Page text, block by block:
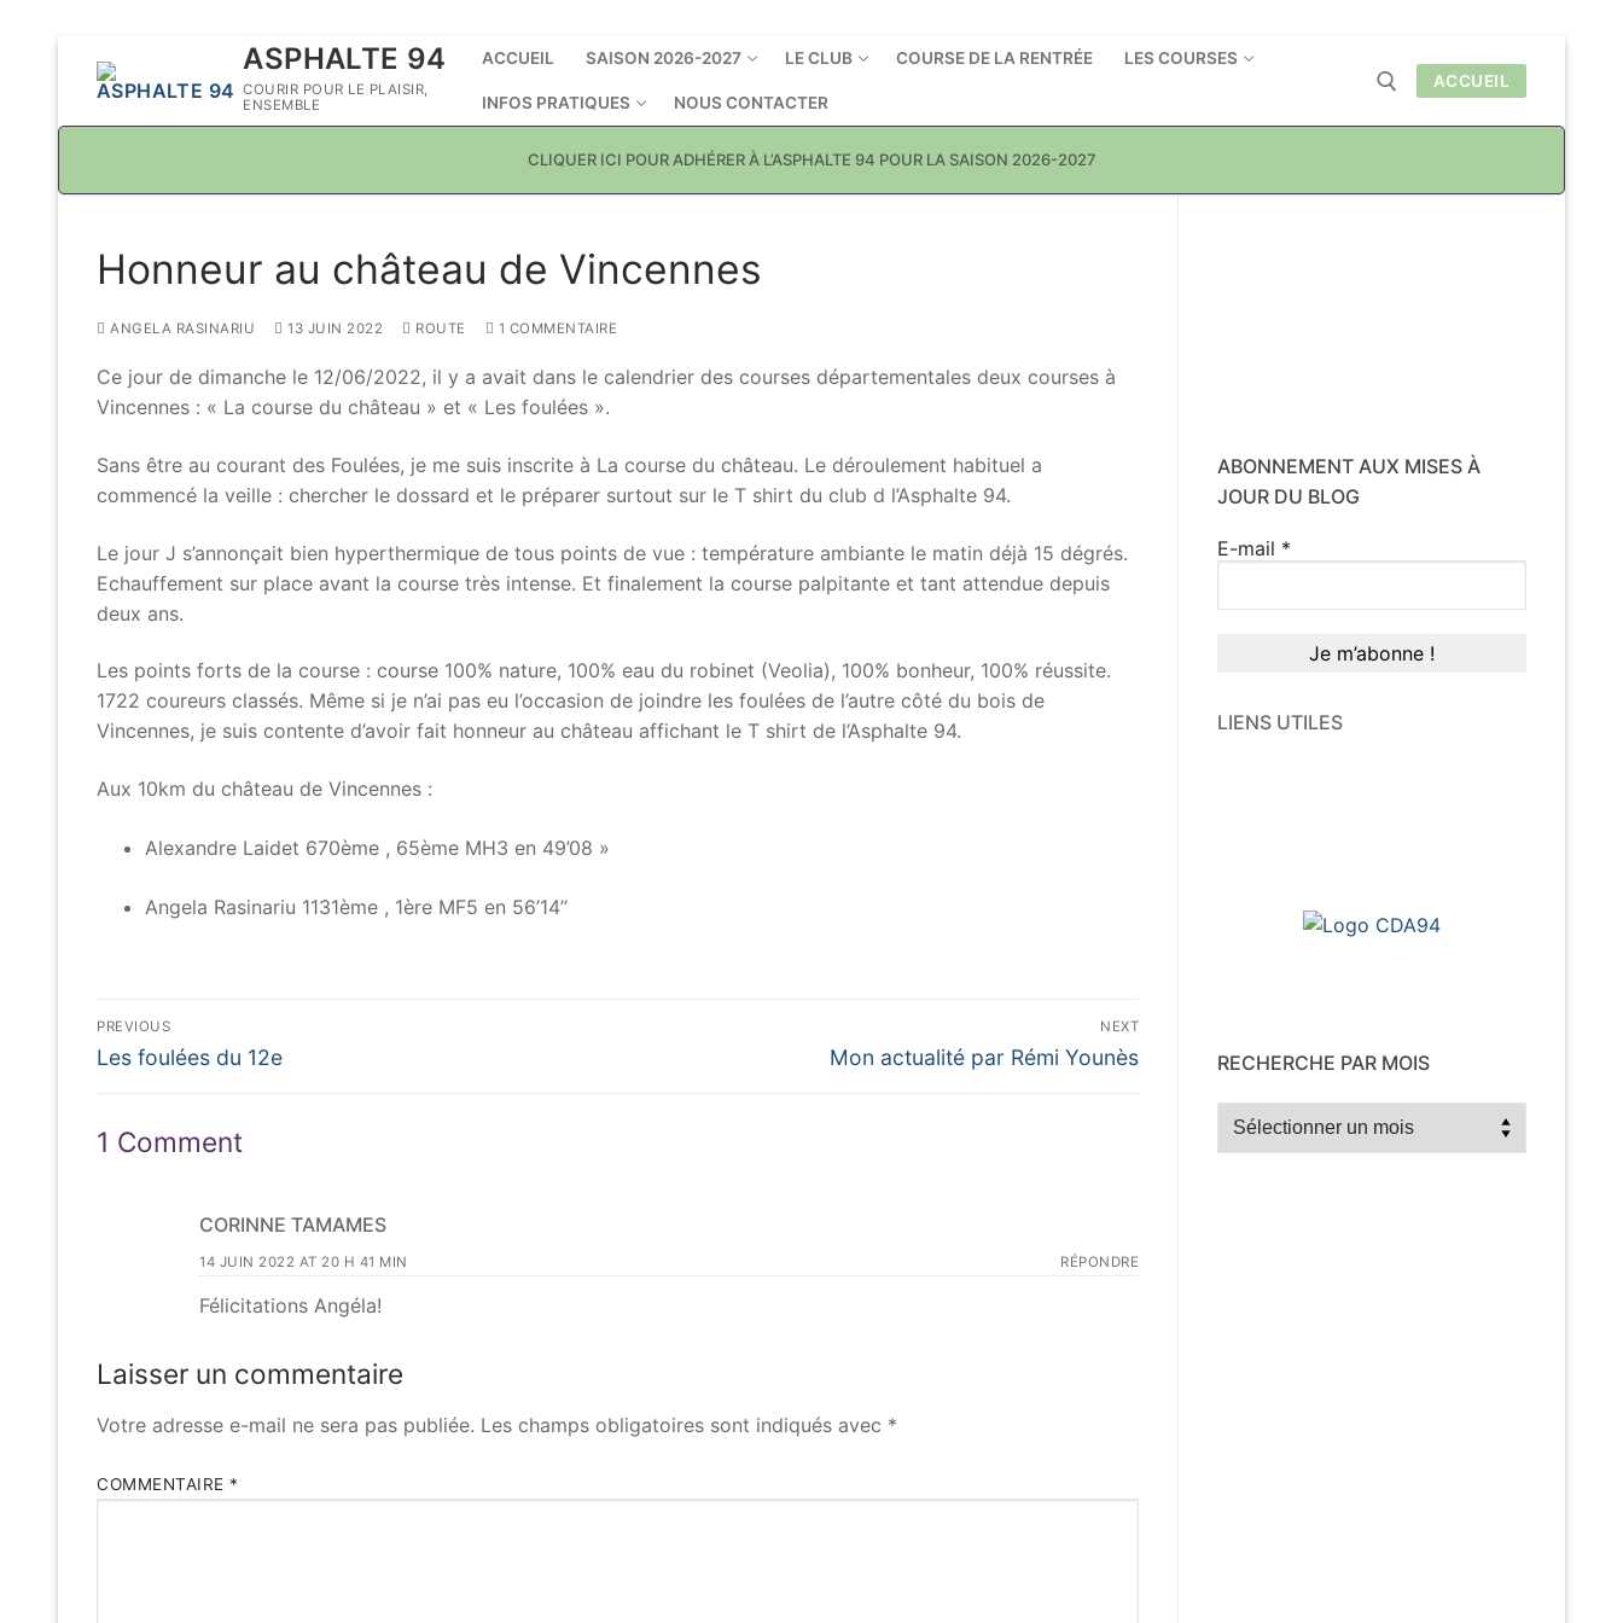
ASPHALTE 94
COURIR POUR LE PLAISIR,
ENSEMBLE
ACCUEIL SAISON 2026-2027 LE CLUB COURSE DE LA RENTRÉE LES COURSES
INFOS PRATIQUES NOUS CONTACTER
ACCUEIL
CLIQUER ICI POUR ADHÉRER À L’ASPHALTE 94 POUR LA SAISON 2026-2027
Honneur au château de Vincennes
ANGELA RASINARIU 13 JUIN 2022 ROUTE 1 COMMENTAIRE
Ce jour de dimanche le 12/06/2022, il y a avait dans le calendrier des courses départementales deux courses à
Vincennes : « La course du château » et « Les foulées ».
Sans être au courant des Foulées, je me suis inscrite à La course du château. Le déroulement habituel a
commencé la veille : chercher le dossard et le préparer surtout sur le T shirt du club d l’Asphalte 94.
Le jour J s’annonçait bien hyperthermique de tous points de vue : température ambiante le matin déjà 15 dégrés.
Echauffement sur place avant la course très intense. Et finalement la course palpitante et tant attendue depuis
deux ans.
Les points forts de la course : course 100% nature, 100% eau du robinet (Veolia), 100% bonheur, 100% réussite.
1722 coureurs classés. Même si je n’ai pas eu l’occasion de joindre les foulées de l’autre côté du bois de
Vincennes, je suis contente d’avoir fait honneur au château affichant le T shirt de l’Asphalte 94.
Aux 10km du château de Vincennes :
Alexandre Laidet 670ème , 65ème MH3 en 49’08 »
Angela Rasinariu 1131ème , 1ère MF5 en 56’14’’
Navigation
de
PREVIOUS
Previous
Les foulées du 12e
NEXT
Next
Mon actualité par Rémi Younès
1 Comment
CORINNE TAMAMES
14 JUIN 2022 AT 20 H 41 MIN RÉPONDRE
Félicitations Angéla!
Laisser un commentaire
Votre adresse e-mail ne sera pas publiée. Les champs obligatoires sont indiqués avec *
COMMENTAIRE *
ABONNEMENT AUX MISES À
JOUR DU BLOG
E-mail *
LIENS UTILES
RECHERCHE PAR MOIS
Recherche